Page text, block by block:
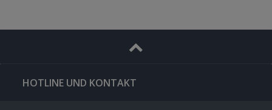
HOTLINE UND KONTAKT